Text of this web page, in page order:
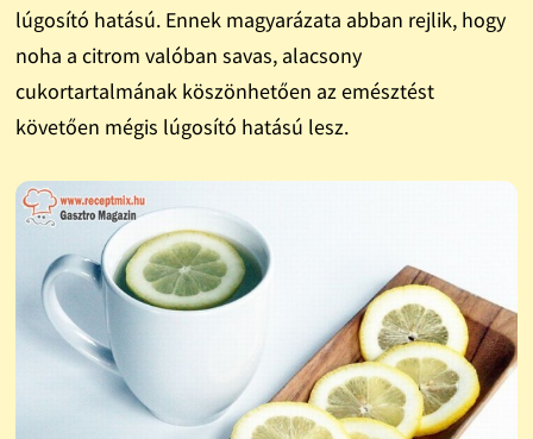
lúgosító hatású. Ennek magyarázata abban rejlik, hogy
noha a citrom valóban savas, alacsony
cukortartalmának köszönhetően az emésztést
követően mégis lúgosító hatású lesz.